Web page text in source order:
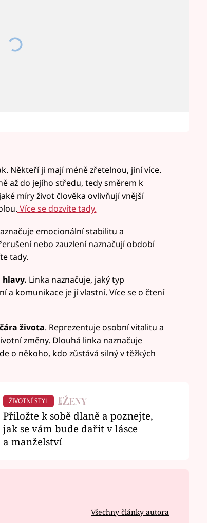
Někteří ji mají méně zřetelnou, jiní více.
až do jejího středu, tedy směrem k
míry život člověka ovlivňují vnější
Více se dozvíte tady.
emocionální stabilitu a
nebo zauzlení naznačují období
tady.
hlavy. Linka naznačuje, jaký typ
a komunikace je jí vlastní. Více se o čtení
čára života. Reprezentuje osobní vitalitu a
změny. Dlouhá linka naznačuje
o někoho, kdo zůstává silný v těžkých
ŽIVOTNÍ STYL
Přiložte k sobě dlaně a poznejte,
jak se vám bude dařit v lásce
a manželství
Všechny články autora